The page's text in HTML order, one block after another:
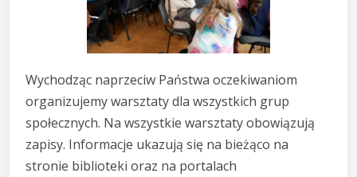
Wychodząc naprzeciw Państwa oczekiwaniom
organizujemy warsztaty dlawszystkich grup
społecznych. Na wszystkie warsztaty obowiązują
zapisy. Informacje ukazują się na bieżąco na
stronie biblioteki oraz na portalach